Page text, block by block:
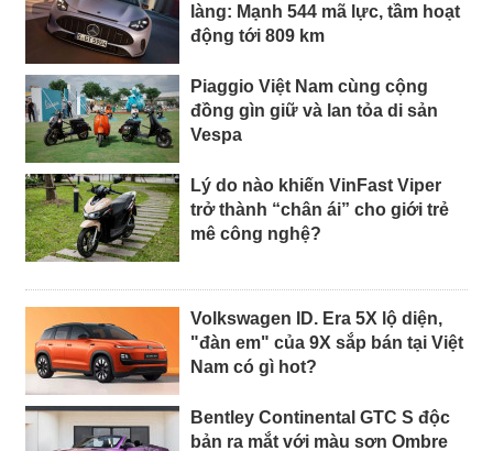
làng: Mạnh 544 mã lực, tầm hoạt
động tới 809 km
Piaggio Việt Nam cùng cộng
đồng gìn giữ và lan tỏa di sản
Vespa
Lý do nào khiến VinFast Viper
trở thành “chân ái” cho giới trẻ
mê công nghệ?
Volkswagen ID. Era 5X lộ diện,
"đàn em" của 9X sắp bán tại Việt
Nam có gì hot?
Bentley Continental GTC S độc
bản ra mắt với màu sơn Ombre